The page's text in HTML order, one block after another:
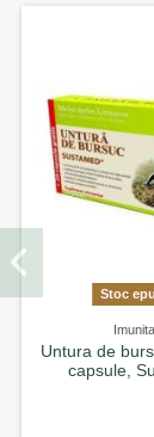
Stoc
Untura de
capsule,